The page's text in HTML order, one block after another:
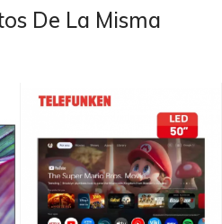
De La Misma